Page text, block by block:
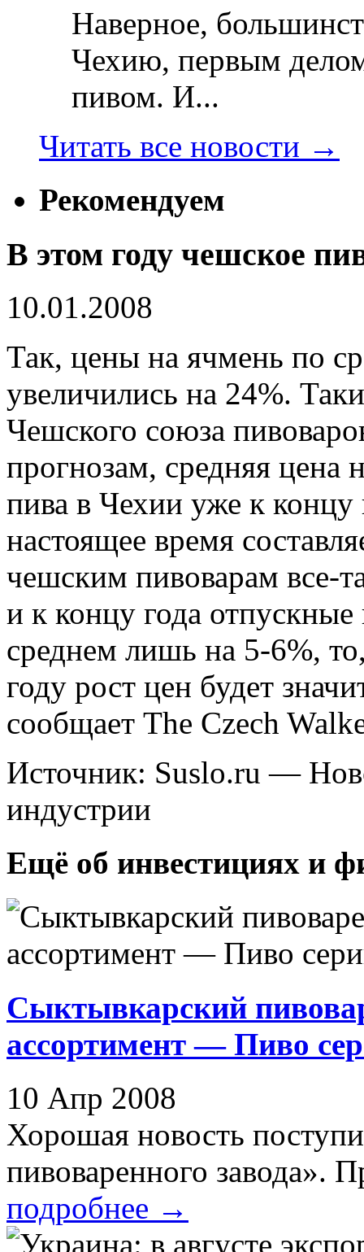
Наверное,
Чехию, первым
пивом. И...
Читать все новости →
Рекомендуем
В этом году чешское
10.01.2008
Так, цены на ячмень по
увеличились на 24%.
Чешского союза
прогнозам, средняя цена
пива в Чехии уже к концу
настоящее время
чешским пивоварам все-
и к концу года
среднем лишь на 5-6%,
году рост цен будет
сообщает The Czech
Источник: Suslo.ru —
индустрии
Ещё об инвестициях и
Сыктывкарский
ассортимент — Пиво
10 Апр 2008
Хорошая новость
пивоваренного завода».
подробнее →